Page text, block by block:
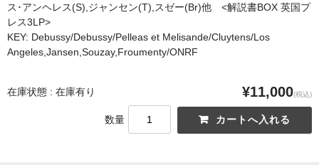
ORDER
NEWS
ス･アンヘレス(S),ジャンセン(T),スゼー(Br)他 <解説書BOX 英国プ
レス3LP>
KEY: Debussy/Debussy/Pelleas et Melisande/Cluytens/Los
Angeles,Jansen,Souzay,Froumenty/ONRF
在庫状態 : 在庫有り ¥11,000(税込)
数量